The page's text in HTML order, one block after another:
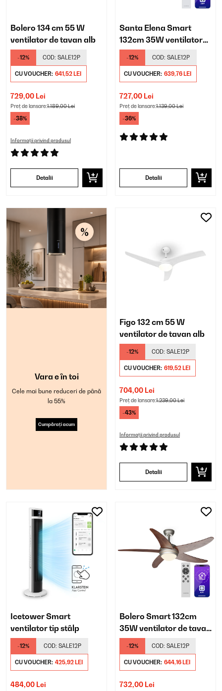
Bolero 134 cm 55 W
ventilator de tavan alb
-12% COD: SALE12P
CU VOUCHER: 641,52 LEI
729,00 Lei
Preț de lansare:1.189,00 Lei
-38%
Informații privind produsul
Detalii
Santa Elena Smart
132cm 35W ventilator
de tavan alb
-12% COD: SALE12P
CU VOUCHER: 639,76 LEI
727,00 Lei
Preț de lansare:1.139,00 Lei
-36%
Detalii
Vara e în toi
Cele mai bune reduceri de până
la 55%
Cumpărați acum
Figo 132 cm 55 W
ventilator de tavan alb
-12% COD: SALE12P
CU VOUCHER: 619,52 LEI
704,00 Lei
Preț de lansare:1.239,00 Lei
-43%
Informații privind produsul
Detalii
Icetower Smart
ventilator tip stâlp
-12% COD: SALE12P
CU VOUCHER: 425,92 LEI
484,00 Lei
Bolero Smart 132cm
35W ventilator de tavan
nuc
-12% COD: SALE12P
CU VOUCHER: 644,16 LEI
732,00 Lei